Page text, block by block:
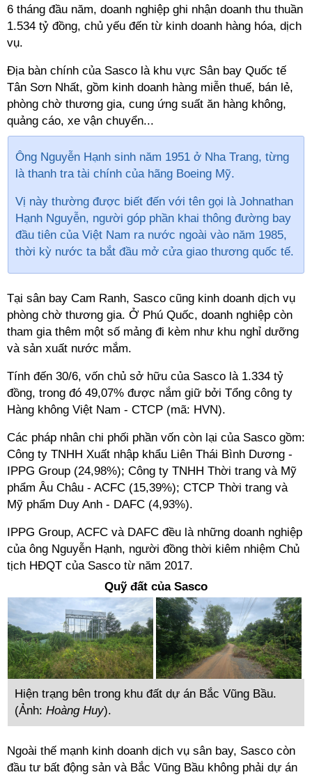
6 tháng đầu năm, doanh nghiệp ghi nhận doanh thu thuần
1.534 tỷ đồng, chủ yếu đến từ kinh doanh hàng hóa, dịch
vụ.
Địa bàn chính của Sasco là khu vực Sân bay Quốc tế
Tân Sơn Nhất, gồm kinh doanh hàng miễn thuế, bán lẻ,
phòng chờ thương gia, cung ứng suất ăn hàng không,
quảng cáo, xe vận chuyển...
Ông Nguyễn Hạnh sinh năm 1951 ở Nha Trang, từng
là thanh tra tài chính của hãng Boeing Mỹ.
Vị này thường được biết đến với tên gọi là Johnathan
Hạnh Nguyễn, người góp phần khai thông đường bay
đầu tiên của Việt Nam ra nước ngoài vào năm 1985,
thời kỳ nước ta bắt đầu mở cửa giao thương quốc tế.
Tại sân bay Cam Ranh, Sasco cũng kinh doanh dịch vụ
phòng chờ thương gia. Ở Phú Quốc, doanh nghiệp còn
tham gia thêm một số mảng đi kèm như khu nghỉ dưỡng
và sản xuất nước mắm.
Tính đến 30/6, vốn chủ sở hữu của Sasco là 1.334 tỷ
đồng, trong đó 49,07% được nắm giữ bởi Tổng công ty
Hàng không Việt Nam - CTCP (mã: HVN).
Các pháp nhân chi phối phần vốn còn lại của Sasco gồm:
Công ty TNHH Xuất nhập khẩu Liên Thái Bình Dương -
IPPG Group (24,98%); Công ty TNHH Thời trang và Mỹ
phẩm Âu Châu - ACFC (15,39%); CTCP Thời trang và
Mỹ phẩm Duy Anh - DAFC (4,93%).
IPPG Group, ACFC và DAFC đều là những doanh nghiệp
của ông Nguyễn Hạnh, người đồng thời kiêm nhiệm Chủ
tịch HĐQT của Sasco từ năm 2017.
Quỹ đất của Sasco
Hiện trạng bên trong khu đất dự án Bắc Vũng Bầu.
(Ảnh: Hoàng Huy).
Ngoài thế mạnh kinh doanh dịch vụ sân bay, Sasco còn
đầu tư bất động sản và Bắc Vũng Bầu không phải dự án